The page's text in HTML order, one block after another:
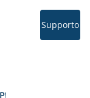
Supporto
!